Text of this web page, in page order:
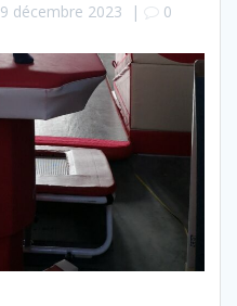
9 décembre 2023 | 0